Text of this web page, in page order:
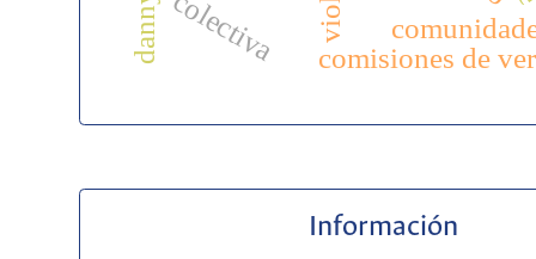
comisiones de
colectiva
Información